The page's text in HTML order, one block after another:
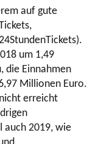
auf gute
um 1,49
die Einnahmen
Millionen Euro.
erreicht
auch 2019, wie